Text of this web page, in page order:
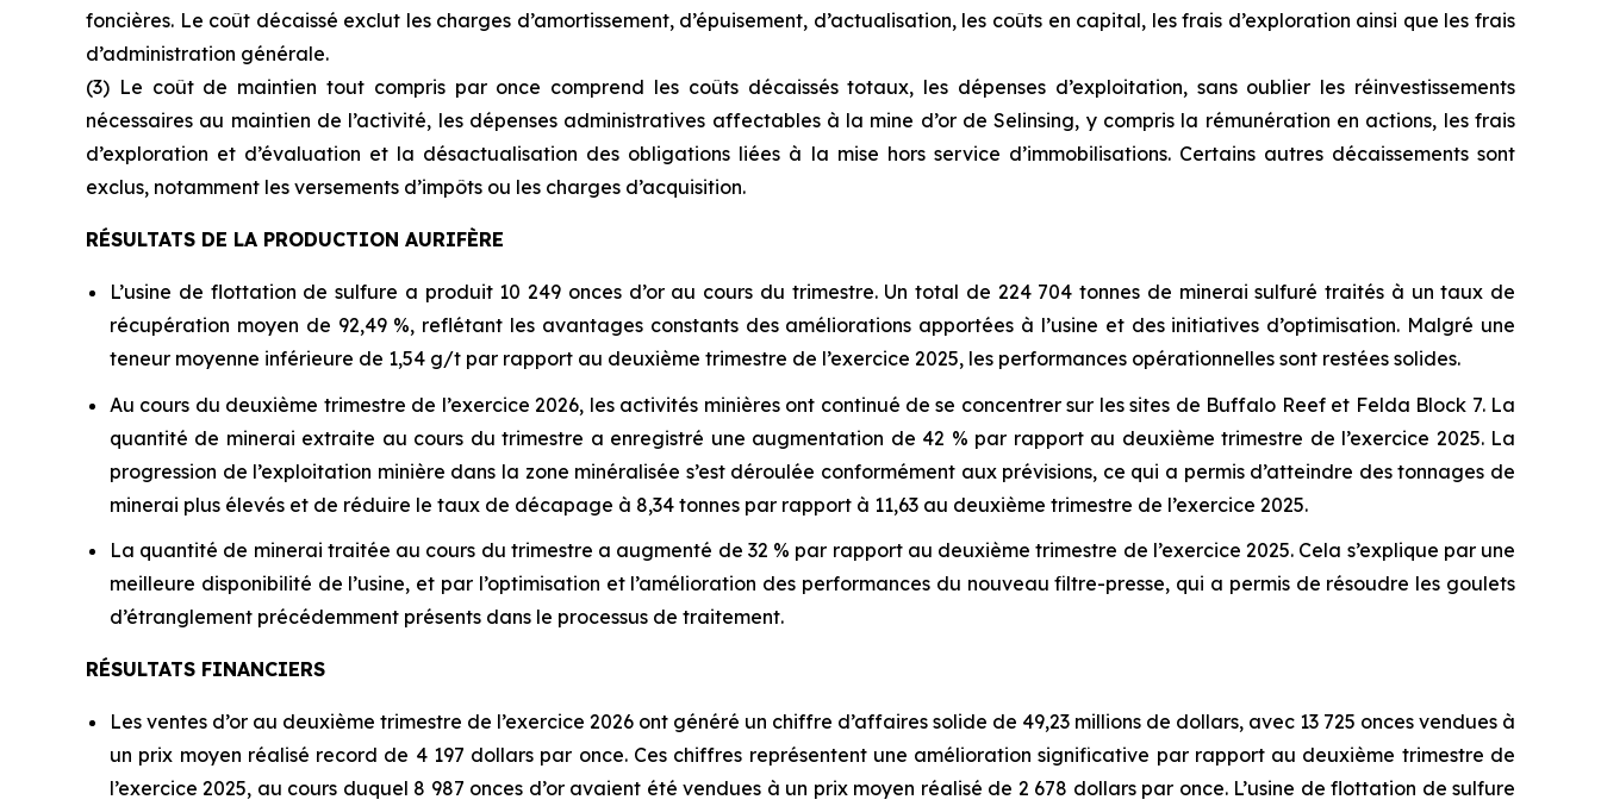
foncières. Le coût décaissé exclut les charges d’amortissement, d’épuisement, d’actualisation, les coûts en capital, les frais d’exploration ainsi que les frais
d’administration générale.
(3) Le coût de maintien tout compris par once comprend les coûts décaissés totaux, les dépenses d’exploitation, sans oublier les réinvestissements
nécessaires au maintien de l’activité, les dépenses administratives affectables à la mine d’or de Selinsing, y compris la rémunération en actions, les frais
d’exploration et d’évaluation et la désactualisation des obligations liées à la mise hors service d’immobilisations. Certains autres décaissements sont
exclus, notamment les versements d’impôts ou les charges d’acquisition.
RÉSULTATS DE LA PRODUCTION AURIFÈRE
L’usine de flottation de sulfure a produit 10 249 onces d’or au cours du trimestre. Un total de 224 704 tonnes de minerai sulfuré traités à un taux de
récupération moyen de 92,49 %, reflétant les avantages constants des améliorations apportées à l’usine et des initiatives d’optimisation. Malgré une
teneur moyenne inférieure de 1,54 g/t par rapport au deuxième trimestre de l’exercice 2025, les performances opérationnelles sont restées solides.
Au cours du deuxième trimestre de l’exercice 2026, les activités minières ont continué de se concentrer sur les sites de Buffalo Reef et Felda Block 7. La
quantité de minerai extraite au cours du trimestre a enregistré une augmentation de 42 % par rapport au deuxième trimestre de l’exercice 2025. La
progression de l’exploitation minière dans la zone minéralisée s’est déroulée conformément aux prévisions, ce qui a permis d’atteindre des tonnages de
minerai plus élevés et de réduire le taux de décapage à 8,34 tonnes par rapport à 11,63 au deuxième trimestre de l’exercice 2025.
La quantité de minerai traitée au cours du trimestre a augmenté de 32 % par rapport au deuxième trimestre de l’exercice 2025. Cela s’explique par une
meilleure disponibilité de l’usine, et par l’optimisation et l’amélioration des performances du nouveau filtre-presse, qui a permis de résoudre les goulets
d’étranglement précédemment présents dans le processus de traitement.
RÉSULTATS FINANCIERS
Les ventes d’or au deuxième trimestre de l’exercice 2026 ont généré un chiffre d’affaires solide de 49,23 millions de dollars, avec 13 725 onces vendues à
un prix moyen réalisé record de 4 197 dollars par once. Ces chiffres représentent une amélioration significative par rapport au deuxième trimestre de
l’exercice 2025, au cours duquel 8 987 onces d’or avaient été vendues à un prix moyen réalisé de 2 678 dollars par once. L’usine de flottation de sulfure